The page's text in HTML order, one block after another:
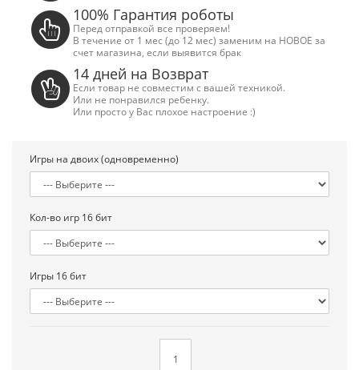
Сега Мега Драйв 2 (ОРИГИНАЛЬНОЕ
1 250.00 грн.
Купить! В 1 клік
Сега МД 1 HD
Купить!
100% Гарантия роботы
Перед отправкой все проверяем!
В течение от 1 мес (до 12 мес) заменим на НОВОЕ за
счет магазина, если выявится брак
14 дней на Возврат
Если товар не совместим с вашей техникой.
Или не понравился ребенку.
Или просто у Вас плохое настроение :)
Игры на двоих (одновременно)
Кол-во игр 16 бит
Игры 16 бит